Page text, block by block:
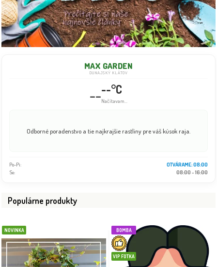
MAX GARDEN
DUNAJSKÝ KLÁTOV
----°C
Načítavam...
Odborné poradenstvo a tie najkrajšie rastliny pre váš kúsok raja.
Po-Pi:
OTVÁRAME: 08:00
So:
08:00 - 16:00
Populárne produkty
NOVINKA BOMBA
VIP FOTKA